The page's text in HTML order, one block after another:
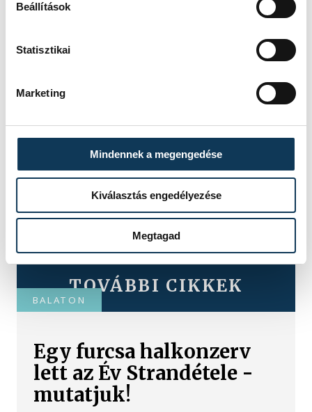
Beállítások
Statisztikai
Marketing
Mindennek a megengedése
Kiválasztás engedélyezése
Megtagad
TOVÁBBI CIKKEK
BALATON
Egy furcsa halkonzerv
lett az Év Strandétele -
mutatjuk!